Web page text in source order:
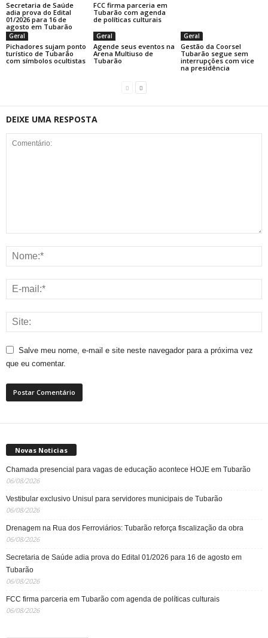
Secretaria de Saúde
adia prova do Edital
01/2026 para 16 de
agosto em Tubarão
FCC firma parceria em
Tubarão com agenda
de políticas culturais
Geral
Pichadores sujam ponto
turístico de Tubarão
com símbolos ocultistas
Geral
Agende seus eventos na
Arena Multiuso de
Tubarão
Geral
Gestão da Coorsel
Tubarão segue sem
interrupções com vice
na presidência
DEIXE UMA RESPOSTA
Salve meu nome, e-mail e site neste navegador para a próxima vez
que eu comentar.
Novas Noticias
Chamada presencial para vagas de educação acontece HOJE em Tubarão
06/08/2026
Vestibular exclusivo Unisul para servidores municipais de Tubarão
06/08/2026
Drenagem na Rua dos Ferroviários: Tubarão reforça fiscalização da obra
06/08/2026
Secretaria de Saúde adia prova do Edital 01/2026 para 16 de agosto em
Tubarão
06/08/2026
FCC firma parceria em Tubarão com agenda de políticas culturais
06/08/2026